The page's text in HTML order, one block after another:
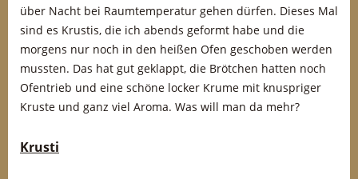
über Nacht bei Raumtemperatur gehen dürfen. Dieses Mal
sind es Krustis, die ich abends geformt habe und die
morgens nur noch in den heißen Ofen geschoben werden
mussten. Das hat gut geklappt, die Brötchen hatten noch
Ofentrieb und eine schöne locker Krume mit knuspriger
Kruste und ganz viel Aroma. Was will man da mehr?
Krusti